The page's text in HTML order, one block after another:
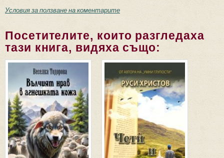
Условия за ползване на коментарите
Посетителите, които разгледаха
тази книга, видяха също: